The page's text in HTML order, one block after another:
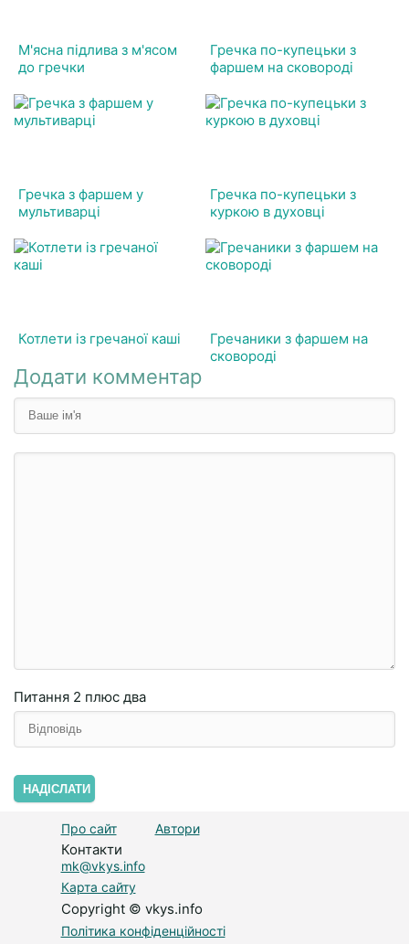
М'ясна підлива з м'ясом
до гречки
Гречка по-купецьки з
фаршем на сковороді
Гречка з фаршем у
мультиварці
Гречка по-купецьки з
куркою в духовці
Котлети із гречаної каші
Гречаники з фаршем на
сковороді
Додати комментар
Питання 2 плюc двa
НАДІСЛАТИ
Про сайт Автори
Контакти
mk@vkys.info
Карта сайту
Copyright © vkys.info
Політика конфіденційності